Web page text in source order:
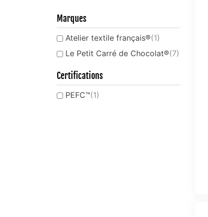
Marques
Atelier textile français®(1)
Le Petit Carré de Chocolat®(7)
Certifications
PEFC™(1)